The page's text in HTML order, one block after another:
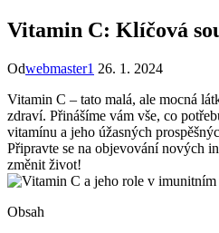
Vitamin C: Klíčová
Odwebmaster1 26. 1. 2024
Vitamin C – tato malá, ale mocná
zdraví. Přinášíme vám vše, co
vitamínu a jeho úžasných
Připravte se na objevování nových
změnit život!
Obsah